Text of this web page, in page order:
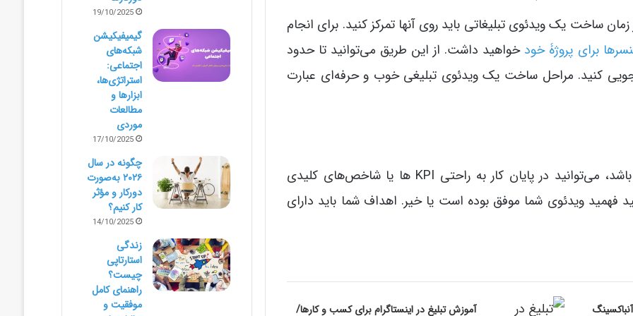
شما در زمان ساخت یک ویدئوی تبلیغاتی باید روی آنها تمرکز کنید. برای انجام
برای پروژۀ خود خواهید داشت. از این طریق می‌توانید تا حدود
کنید. مراحل ساخت یک ویدئوی تبلیغی خوب و حرفه‌ای عبارت
زمانی که هدف شما از ساخت ویدئو مشخص باشد، می‌توانید در پایان کار به راحتی KPI ها یا شاخص‌های کلیدی
فهمید ویدئوی شما موفق بوده است یا خیر. اهداف شما باید دارای
آموزش تبلیغ در اینستاگرام برای کسب و کارها/
19/10/2025
گیمیفیکیشن
شبکه‌های
اجتماعی:
استراتژی‌ها،
ابزارها و
مطالعات
موردی
17/10/2025
چگونه در سال
۲۰۲۶ به‌صورت
دورکار و مؤثر
کار کنیم؟
14/10/2025
زندگی
استارتاپی
چیست؟
راهنمای کامل
موفقیت و